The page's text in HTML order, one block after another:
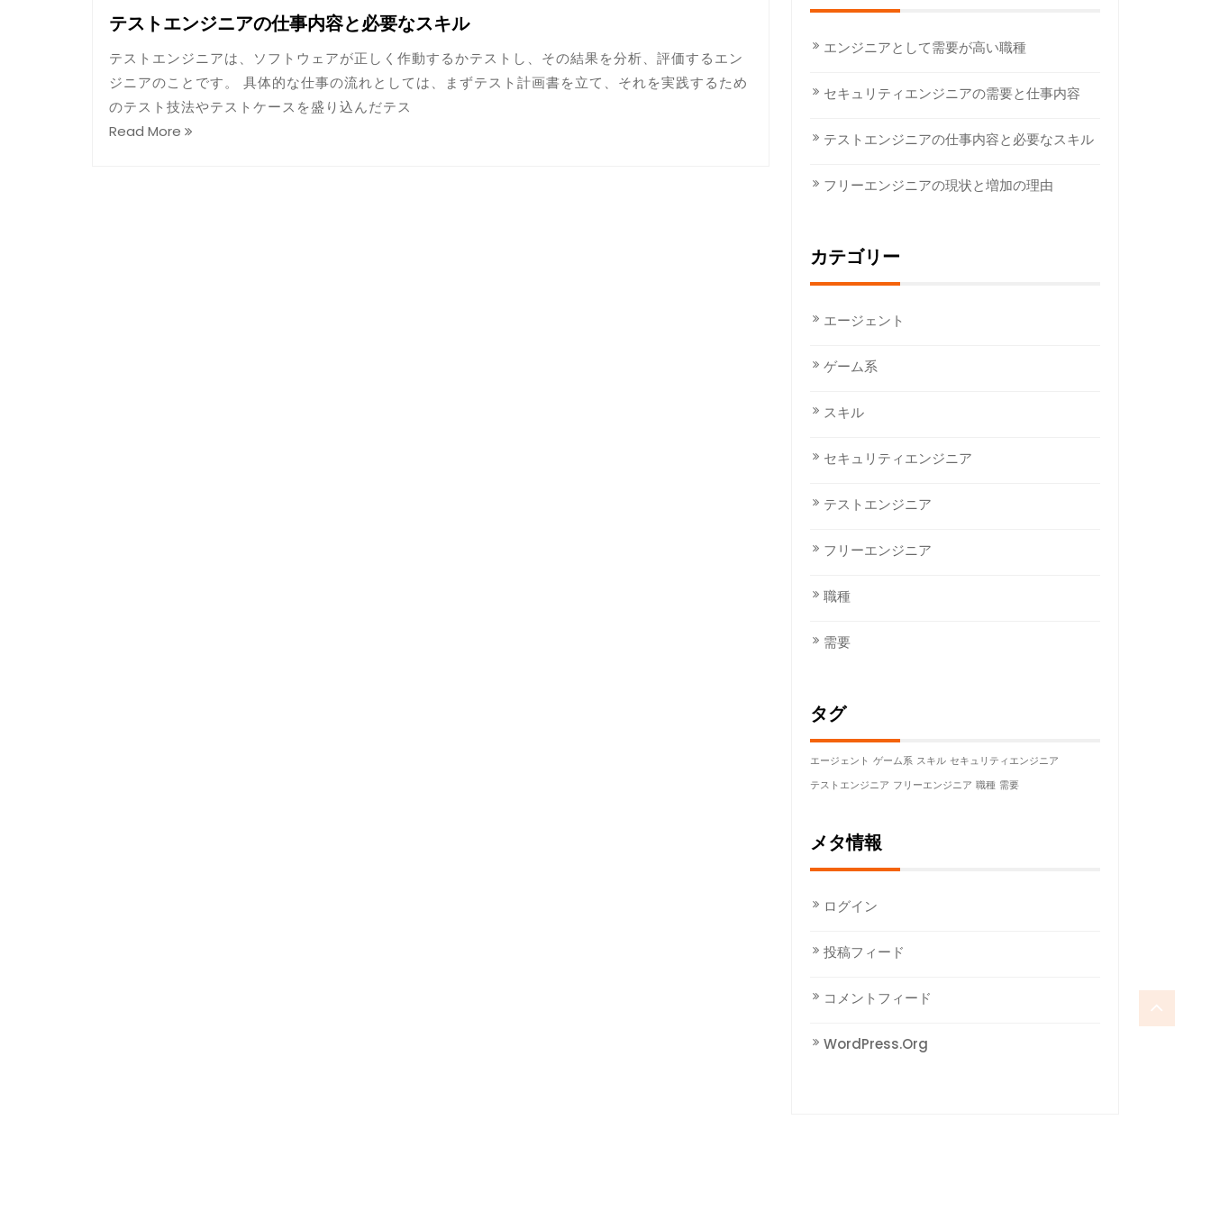
テストエンジニアの仕事内容と必要なスキル
テストエンジニアは、ソフトウェアが正しく作動するかテストし、その結果を分析、評価するエン
ジニアのことです。 具体的な仕事の流れとしては、まずテスト計画書を立て、それを実践するため
のテスト技法やテストケースを盛り込んだテス
Read More
エンジニアとして需要が高い職種
セキュリティエンジニアの需要と仕事内容
テストエンジニアの仕事内容と必要なスキル
フリーエンジニアの現状と増加の理由
カテゴリー
エージェント
ゲーム系
スキル
セキュリティエンジニア
テストエンジニア
フリーエンジニア
職種
需要
タグ
エージェント ゲーム系 スキル セキュリティエンジニア
テストエンジニア フリーエンジニア 職種 需要
メタ情報
ログイン
投稿フィード
コメントフィード
WordPress.org